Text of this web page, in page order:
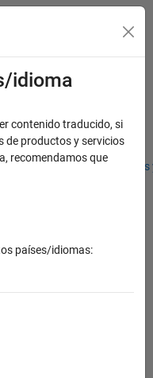
Oficinas locales
idioma
contenido traducido, si
de productos y servicios
recomendamos que
países/idiomas: